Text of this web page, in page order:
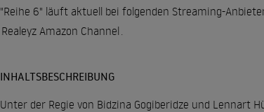
"Reihe 6" läuft aktuell bei folgenden Streaming-
Realeyz Amazon Channel
INHALTSBESCHREIBUNG
Unter der Regie von Bidzina Gogiberidze und Lennart